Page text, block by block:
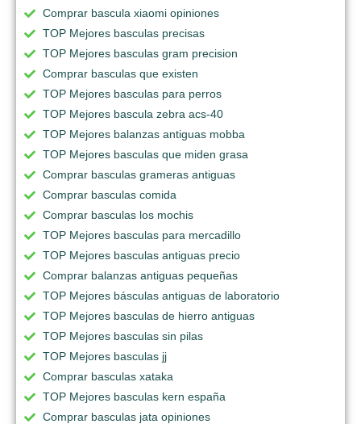
Comprar bascula xiaomi opiniones
TOP Mejores basculas precisas
TOP Mejores basculas gram precision
Comprar basculas que existen
TOP Mejores basculas para perros
TOP Mejores bascula zebra acs-40
TOP Mejores balanzas antiguas mobba
TOP Mejores basculas que miden grasa
Comprar basculas grameras antiguas
Comprar basculas comida
Comprar basculas los mochis
TOP Mejores basculas para mercadillo
TOP Mejores basculas antiguas precio
Comprar balanzas antiguas pequeñas
TOP Mejores básculas antiguas de laboratorio
TOP Mejores basculas de hierro antiguas
TOP Mejores basculas sin pilas
TOP Mejores basculas jj
Comprar basculas xataka
TOP Mejores basculas kern españa
Comprar basculas jata opiniones